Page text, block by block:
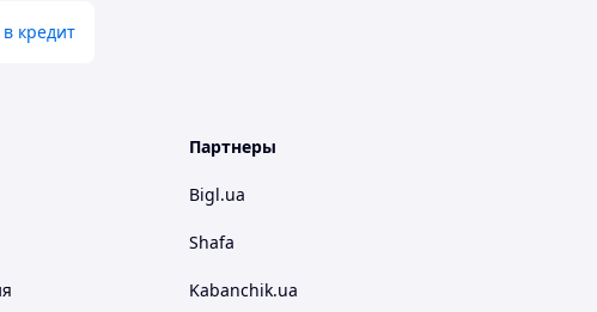
кредит
Партнеры
Bigl.ua
Shafa
Kabanchik.ua